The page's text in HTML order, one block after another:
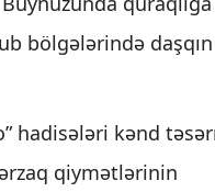
bölgələrində
hadisələri kənd
qiymətlərinin